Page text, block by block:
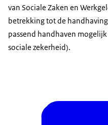
van Sociale Zaken en
betrekking tot de
passend handhaven
sociale zekerheid).